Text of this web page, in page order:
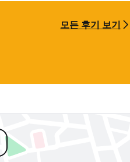
모든 후기 보기